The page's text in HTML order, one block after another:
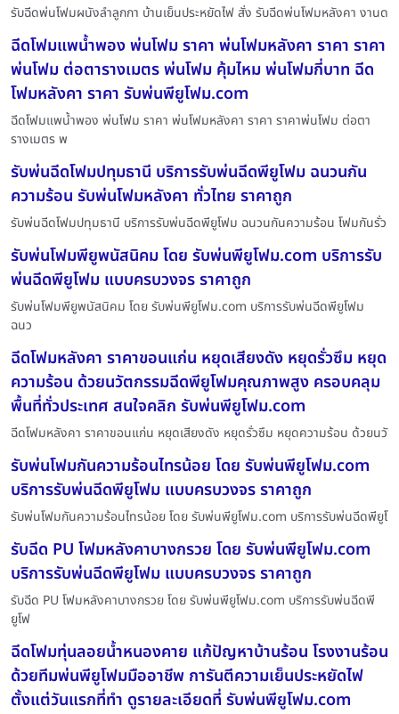
รับฉีดพ่นโฟมผนังลำลูกกา บ้านเย็นประหยัดไฟ สั่ง รับฉีดพ่นโฟมหลังคา งานด
ฉีดโฟมแพน้ำพอง พ่นโฟม ราคา พ่นโฟมหลังคา ราคา ราคา
พ่นโฟม ต่อตารางเมตร พ่นโฟม คุ้มไหม พ่นโฟมกี่บาท ฉีด
โฟมหลังคา ราคา รับพ่นพียูโฟม.com
ฉีดโฟมแพน้ำพอง พ่นโฟม ราคา พ่นโฟมหลังคา ราคา ราคาพ่นโฟม ต่อตา
รางเมตร พ
รับพ่นฉีดโฟมปทุมธานี บริการรับพ่นฉีดพียูโฟม ฉนวนกัน
ความร้อน รับพ่นโฟมหลังคา ทั่วไทย ราคาถูก
รับพ่นฉีดโฟมปทุมธานี บริการรับพ่นฉีดพียูโฟม ฉนวนกันความร้อน โฟมกันรั่ว
รับพ่นโฟมพียูพนัสนิคม โดย รับพ่นพียูโฟม.com บริการรับ
พ่นฉีดพียูโฟม แบบครบวงจร ราคาถูก
รับพ่นโฟมพียูพนัสนิคม โดย รับพ่นพียูโฟม.com บริการรับพ่นฉีดพียูโฟม
ฉนว
ฉีดโฟมหลังคา ราคาขอนแก่น หยุดเสียงดัง หยุดรั่วซึม หยุด
ความร้อน ด้วยนวัตกรรมฉีดพียูโฟมคุณภาพสูง ครอบคลุม
พื้นที่ทั่วประเทศ สนใจคลิก รับพ่นพียูโฟม.com
ฉีดโฟมหลังคา ราคาขอนแก่น หยุดเสียงดัง หยุดรั่วซึม หยุดความร้อน ด้วยนวั
รับพ่นโฟมกันความร้อนไทรน้อย โดย รับพ่นพียูโฟม.com
บริการรับพ่นฉีดพียูโฟม แบบครบวงจร ราคาถูก
รับพ่นโฟมกันความร้อนไทรน้อย โดย รับพ่นพียูโฟม.com บริการรับพ่นฉีดพียูโ
รับฉีด PU โฟมหลังคาบางกรวย โดย รับพ่นพียูโฟม.com
บริการรับพ่นฉีดพียูโฟม แบบครบวงจร ราคาถูก
รับฉีด PU โฟมหลังคาบางกรวย โดย รับพ่นพียูโฟม.com บริการรับพ่นฉีดพี
ยูโฟ
ฉีดโฟมทุ่นลอยน้ำหนองคาย แก้ปัญหาบ้านร้อน โรงงานร้อน
ด้วยทีมพ่นพียูโฟมมืออาชีพ การันตีความเย็นประหยัดไฟ
ตั้งแต่วันแรกที่ทำ ดูรายละเอียดที่ รับพ่นพียูโฟม.com